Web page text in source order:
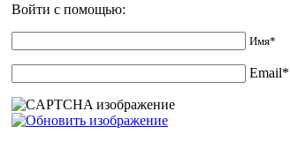
Войти с помощью:
Имя*
Email*